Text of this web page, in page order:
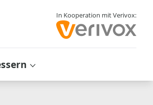
In Kooperation mit Verivox: